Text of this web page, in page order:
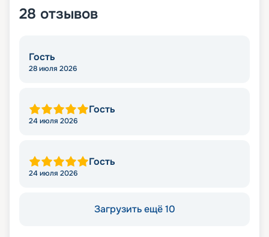
28 отзывов
Гость
28 июля 2026
Гость
24 июля 2026
Гость
24 июля 2026
Загрузить ещё 10